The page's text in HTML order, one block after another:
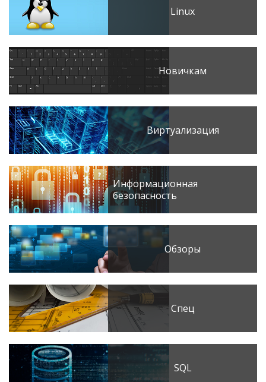
Linux
Новичкам
Виртуализация
Информационная
безопасность
Обзоры
Спец
SQL